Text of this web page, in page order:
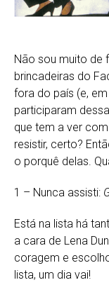
Não sou muito de
brincadeiras do
fora do país (e,
participaram
que tem a ver
resistir, certo?
o porquê delas.
1 – Nunca assisti:
Está na lista há
a cara de Lena
coragem e
lista, um dia vai!